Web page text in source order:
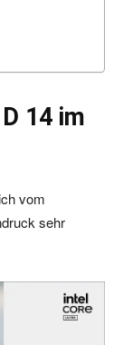
14 im
vom
sehr